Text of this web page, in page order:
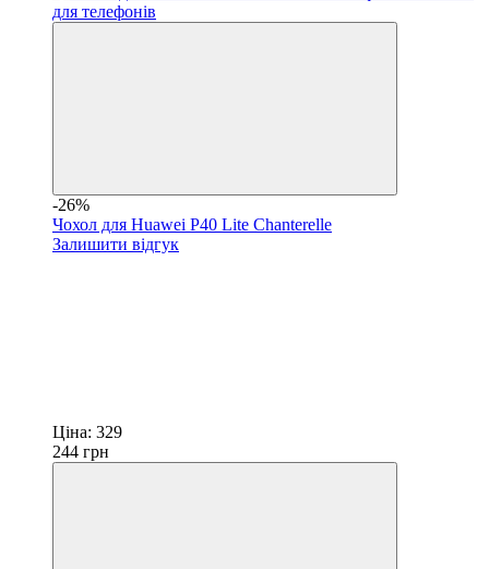
-26%
Чохол для Huawei P40 Lite Chanterelle
Залишити відгук
Ціна: 329
244 грн